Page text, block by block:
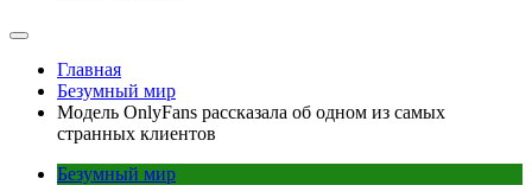
Главная
Безумный мир
Модель OnlyFans рассказала об одном из самых
странных клиентов
Безумный мир